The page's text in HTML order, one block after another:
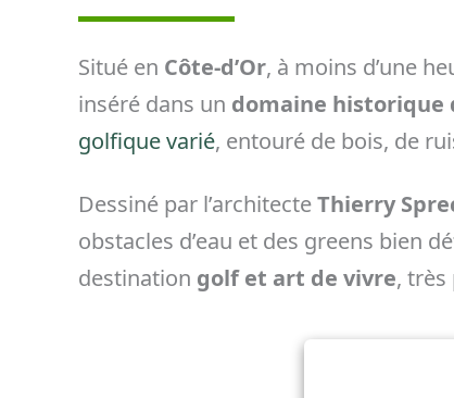
Situé en Côte-d’Or, à moins d’une
inséré dans un domaine historique
golfique varié, entouré de bois, de
Dessiné par l’architecteThierry
obstacles d’eau et des greens bien
destination golf et art de vivre, très